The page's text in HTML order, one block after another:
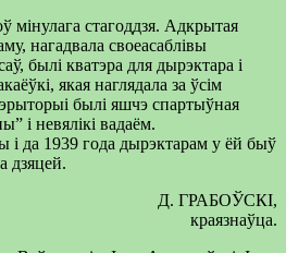
мінулага стагоддзя. Адкрытая
нагадвала своеасаблівы
былі кватэра для дырэктара і
якая наглядала за ўсім
былі яшчэ спартыўная
і невялікі вадаём.
і да 1939 года дырэктарам у ёй быў
дзяцей.
Д. ГРАБОЎСКІ,
краязнаўца.